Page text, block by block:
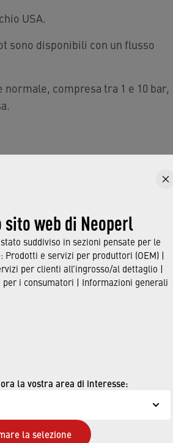
sito web di Neoperl
suddiviso in sezioni pensate per le
Prodotti e servizi per produttori (OEM) |
per clienti all’ingrosso/al dettaglio |
per i consumatori | Informazioni generali
la vostra area di interesse:
la selezione
USA.
sono disponibili con un flusso
compresa tra 1 e 10 bar,
disponibili in fondo alla pagina.
i filtri.